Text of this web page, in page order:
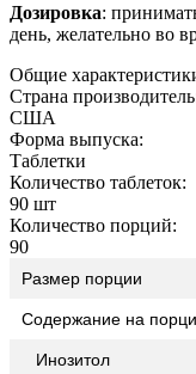
Дозировка:
день, желательно во
Общие
Страна
США
Форма выпуска:
Таблетки
Количество таблеток:
90 шт
Количество порций:
90
Размер порции
Содержание на
Инозитол